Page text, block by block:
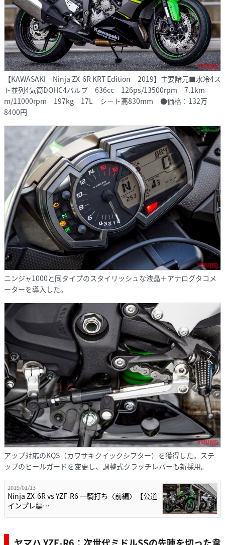
【KAWASAKI Ninja ZX-6R KRT Edition 2019】主要諸元■水冷4ス
ト並列4気筒DOHC4バルブ 636cc 126ps/13500rpm 7.1km-
m/11000rpm 197kg 17L シート高830mm ●価格：132万
8400円
ニンジャ1000と同タイプのスタイリッシュな液晶＋アナログタコメ
ーターを導入した。
アップ対応のKQS（カワサキクイックシフター）を獲得した。ステ
ップのヒールガードを変更し、調整式クラッチレバーも新採用。
2019/01/13
Ninja ZX-6R vs YZF-R6 一騎打ち〈前編〉【公道
インプレ編…